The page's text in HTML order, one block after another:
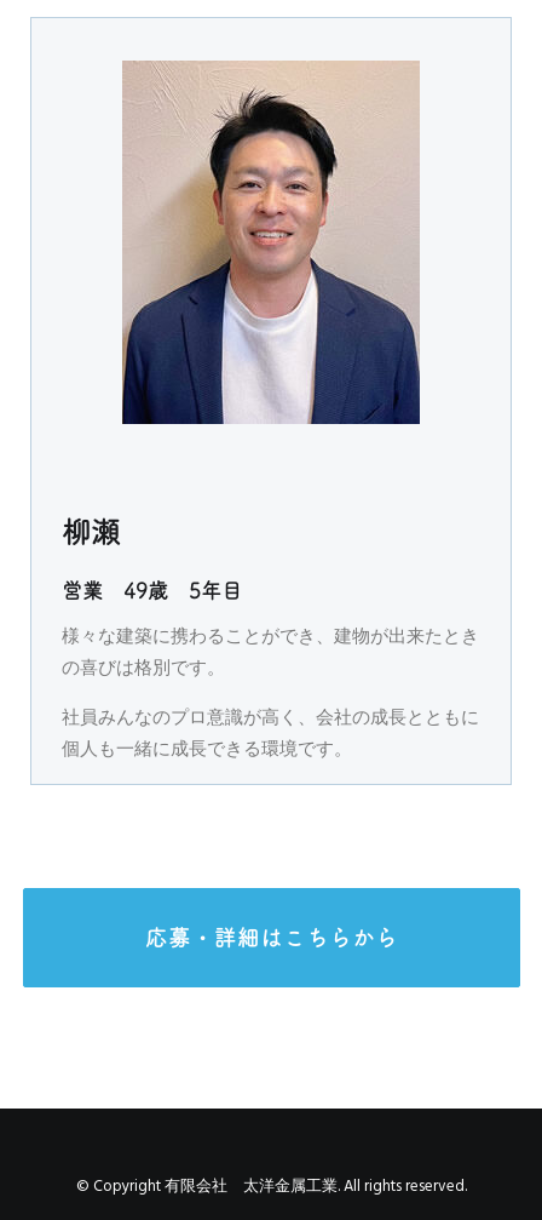
柳瀬
営業 49歳 5年目
様々な建築に携わることができ、建物が出来たとき
の喜びは格別です。
社員みんなのプロ意識が高く、会社の成長とともに
個人も一緒に成長できる環境です。
応募・詳細はこちらから
© Copyright 有限会社 太洋金属工業. All rights reserved.